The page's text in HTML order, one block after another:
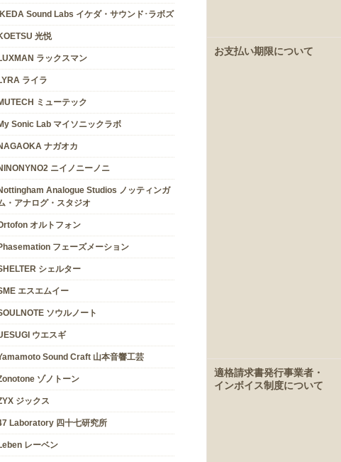
IKEDA Sound Labs イケダ・サウンド･ラボズ
光悦
ラックスマン
ライラ
ミューテック
Sonic Lab マイソニックラボ
ナガオカ
ニイノニーノニ
Analogue Studios ノッティンガ
・アナログ・スタジオ
オルトフォン
フェーズメーション
シェルター
エスエムイー
ソウルノート
ウエスギ
Sound Craft 山本音響工芸
ゾノトーン
ジックス
Laboratory 四十七研究所
レーベン
お支払い期限について
適格請求書発行事業者・
インボイス制度について